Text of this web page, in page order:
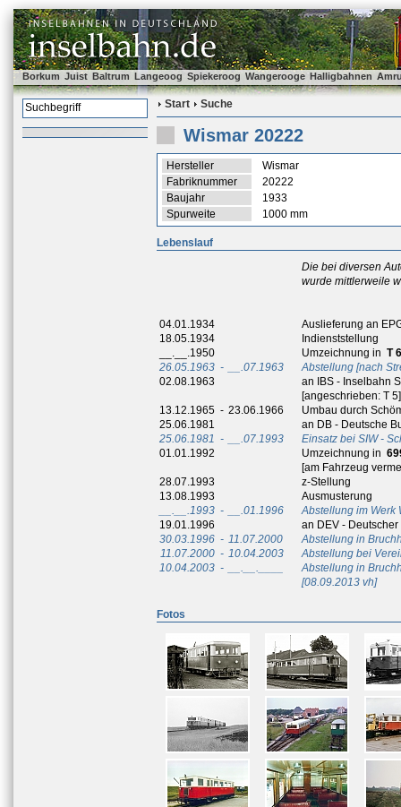
Borkum Juist Baltrum Langeoog Spiekeroog Wangerooge Halligbahnen
Start Suche
Wismar 20222
Hersteller
Wismar
Fabriknummer
20222
Baujahr
1933
Spurweite
1000 mm
Lebenslauf
Die bei diversen
wurde mittlerweile
04.01.1934
Auslieferung an
18.05.1934
Indienststellung
__.__.1950
Umzeichnung in T
26.05.1963 - __.07.1963 Abstellung [nach
02.08.1963
an IBS - Inselbahn
[angeschrieben: T 5]
13.12.1965 - 23.06.1966
Umbau durch
25.06.1981
an DB - Deutsche
25.06.1981 - __.07.1993
Einsatz bei SIW -
01.01.1992
Umzeichnung in
[am Fahrzeug
28.07.1993
z-Stellung
13.08.1993
Ausmusterung
__.__.1993 - __.01.1996
Abstellung im Werk
19.01.1996
an DEV -
30.03.1996 - 11.07.2000
Abstellung in
11.07.2000 - 10.04.2003
Abstellung bei
10.04.2003 - __.__.____
Abstellung in
[08.09.2013 vh]
Fotos